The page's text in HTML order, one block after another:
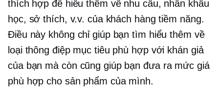
thích hợp để hiểu thêm về nhu cầu, nhân khẩu
học, sở thích, v.v. của khách hàng tiềm năng.
Điều này không chỉ giúp bạn tìm hiểu thêm về
loại thông điệp mục tiêu phù hợp với khán giả
của bạn mà còn cũng giúp bạn đưa ra mức giá
phù hợp cho sản phẩm của mình.